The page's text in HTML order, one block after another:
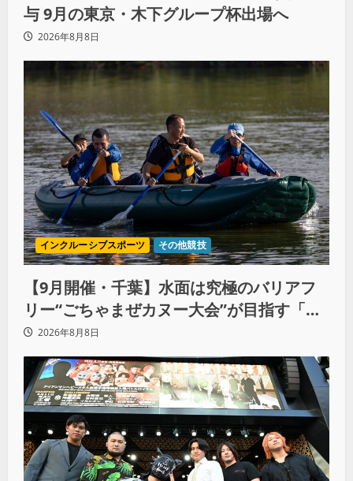
与 9月の東京・木下グループ杯出場へ
2026年8月8日
インクルーシブスポーツ その他競技
【9月開催・千葉】水面は究極のバリアフ
リー“ごちゃまぜカヌー大会”が目指す「誰
もが主役になれる地域共生社会」
2026年8月8日